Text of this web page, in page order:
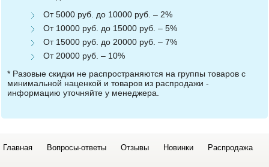
От 5000 руб. до 10000 руб. – 2%
От 10000 руб. до 15000 руб. – 5%
От 15000 руб. до 20000 руб. – 7%
От 20000 руб. – 10%
* Разовые скидки не распространяются на группы товаров с
минимальной наценкой и товаров из распродажи -
информацию уточняйте у менеджера.
Главная Вопросы-ответы Отзывы Новинки Распродажа